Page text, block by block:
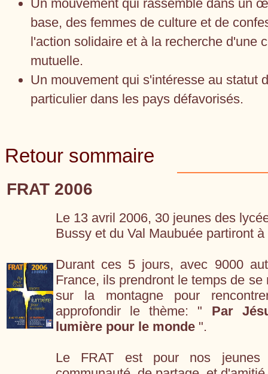
Un mouvement qui rassemble dans un
base, des femmes de culture et de
l'action solidaire et à la recherche d'une
mutuelle.
Un mouvement qui s'intéresse au statut
particulier dans les pays défavorisés.
Retour sommaire
FRAT 2006
Le 13 avril 2006, 30 jeunes des
Bussy et du Val Maubuée partiront
Durant ces 5 jours, avec 9000
France, ils prendront le temps de
sur la montagne pour
approfondir le thème: " Par
lumière pour le monde ".
Le FRAT est pour nos